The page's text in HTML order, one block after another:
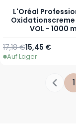
L'Oréal
Oxidationscreme
VOL - 1000
Sonderpreis
15,45 €
Regulärer Preis
17,18 €
Auf Lager
1